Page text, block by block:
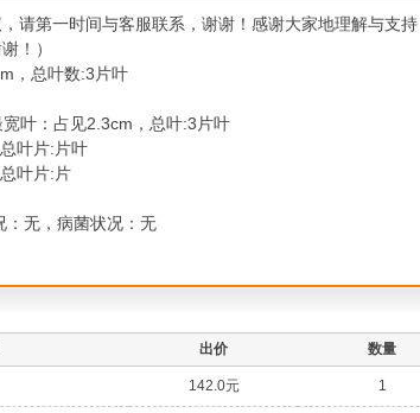
请第一时间与客服联系，谢谢！感谢大家地理解与支
！）
，总叶数:3片叶
叶：占见2.3cm，总叶:3片叶
叶片:片叶
叶片:片
：无，病菌状况：无
出价 数量
142.0元 1